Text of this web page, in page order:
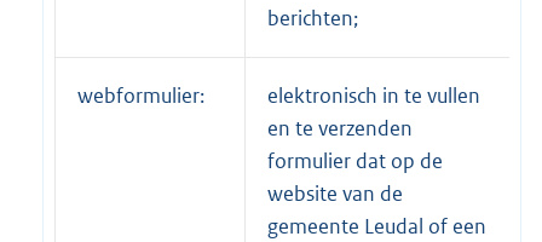
berichten;
webformulier:
elektronisch in te vullen
en te verzenden
formulier dat op de
website van de
gemeente Leudal of een